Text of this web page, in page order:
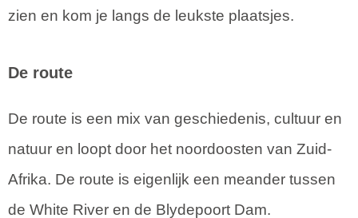
zien en kom je langs de leukste plaatsjes.
De route
De route is een mix van geschiedenis, cultuur en
natuur en loopt door het noordoosten van Zuid-
Afrika. De route is eigenlijk een meander tussen
de White River en de Blydepoort Dam.